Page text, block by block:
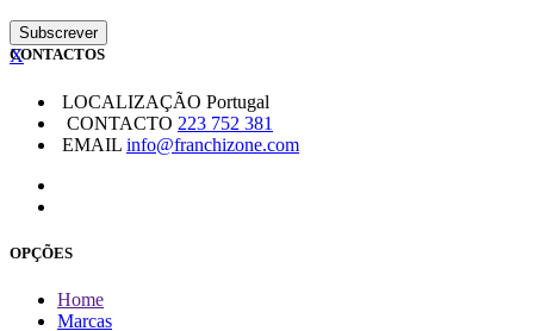
X
CONTACTOS
LOCALIZAÇÃO Portugal
CONTACTO 223 752 381
EMAIL info@franchizone.com
OPÇÕES
Home
Marcas